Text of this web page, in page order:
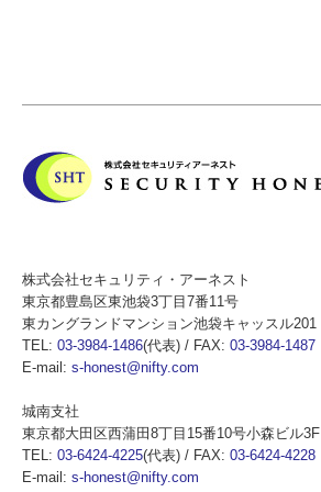
株式会社セキュリティ・アーネスト
東京都豊島区東池袋3丁目7番11号
東カングランドマンション池袋キャッスル201
TEL: 03-3984-1486(代表) / FAX: 03-3984-1487
E-mail : s-honest@nifty.com
城南支社
東京都大田区西蒲田8丁目15番10号小森ビル3F
TEL: 03-6424-4225(代表) / FAX: 03-6424-4228
E-mail : s-honest@nifty.com